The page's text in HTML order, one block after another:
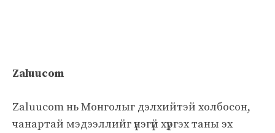
Zaluucom
Zaluucom нь Монголыг дэлхийтэй холбосон,
чанартай мэдээллийг үнэгүй хүргэх таны эх